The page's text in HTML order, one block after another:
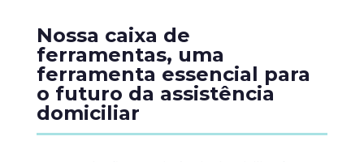
Nossa caixa de
ferramentas, uma
ferramenta essencial para
o futuro da assistência
domiciliar